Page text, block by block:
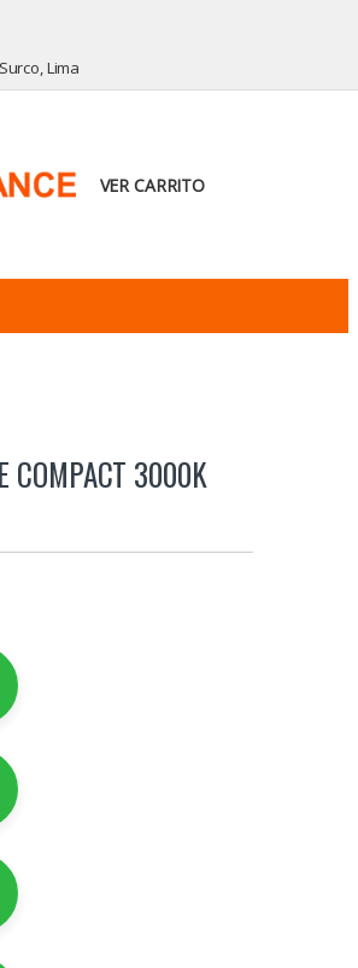
Lima
VER CARRITO
COMPACT 3000K